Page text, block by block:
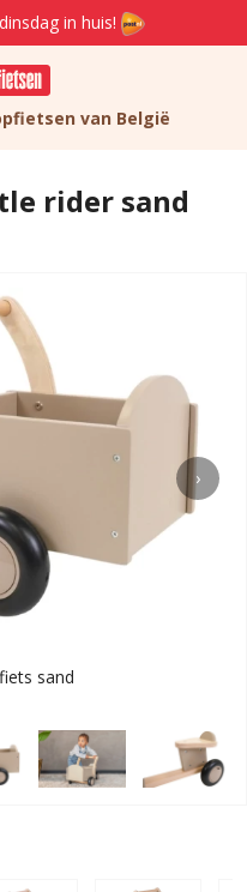
in huis!
van België
rider sand
›
sand